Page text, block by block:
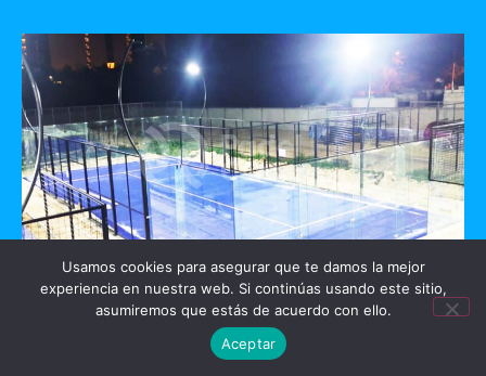
GO PADEL
Usamos cookies para asegurar que te damos la mejor
experiencia en nuestra web. Si continúas usando este sitio,
asumiremos que estás de acuerdo con ello.
Aceptar